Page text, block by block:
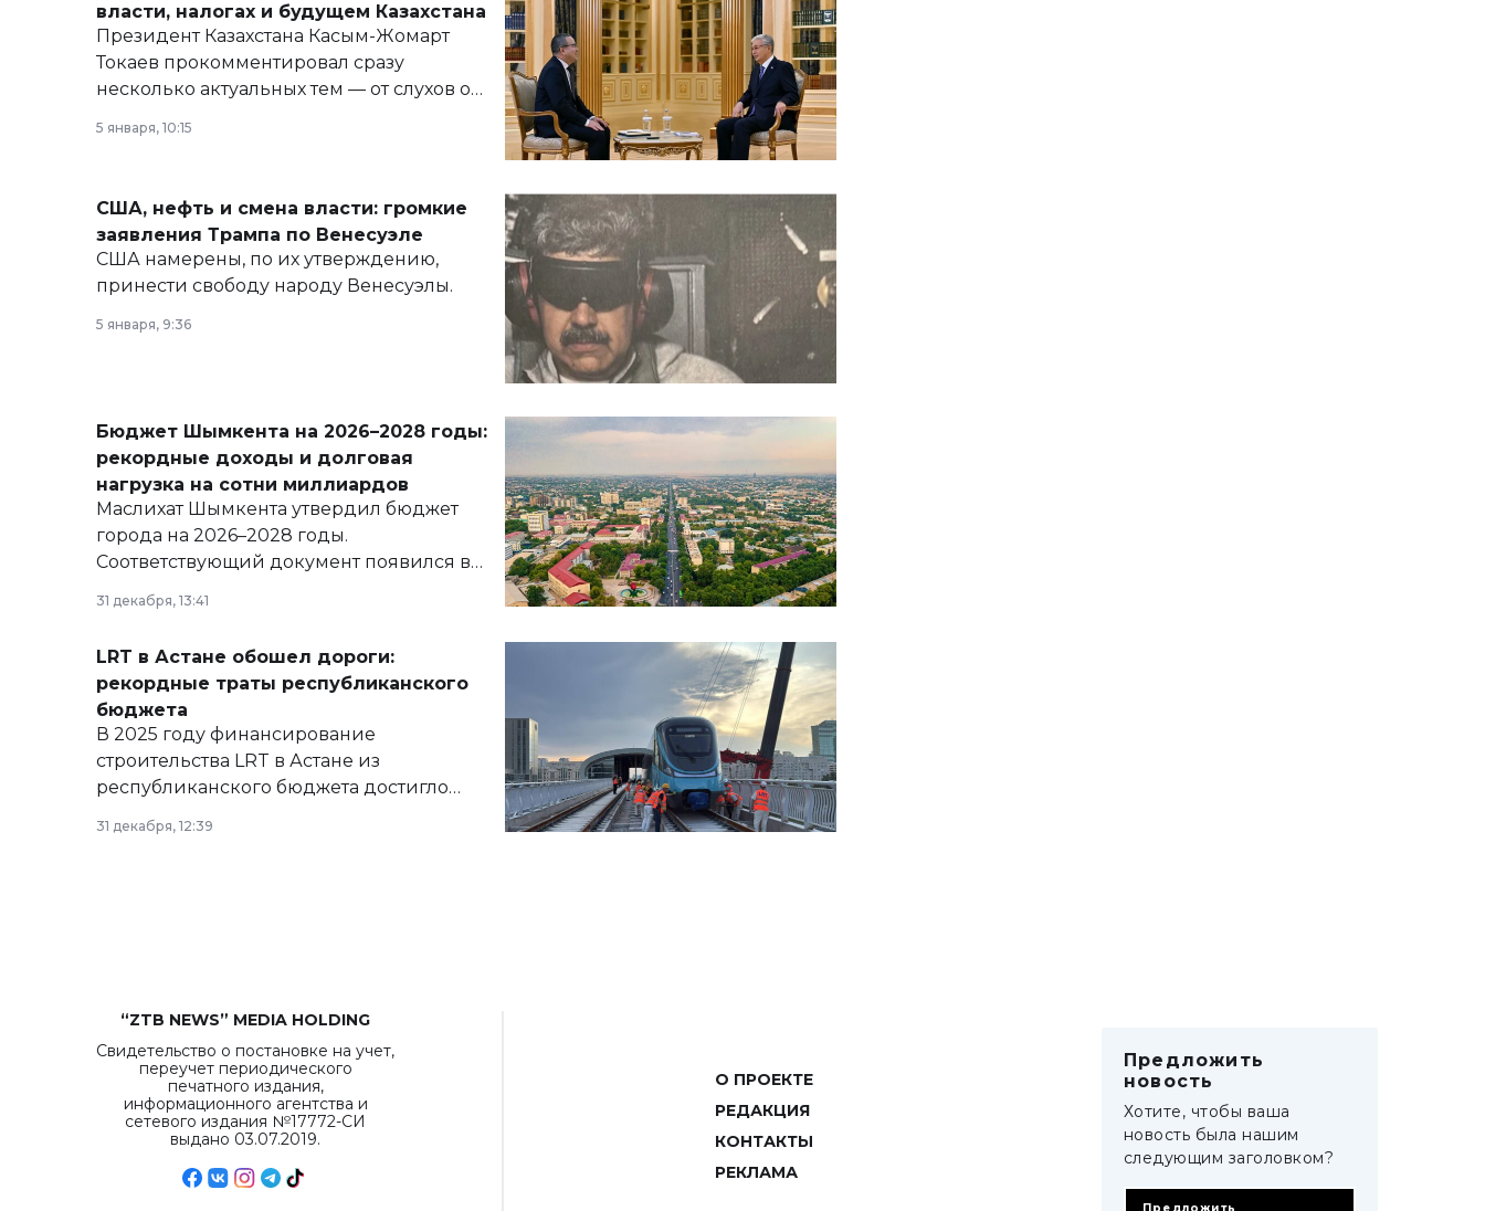
власти, налогах и будущем Казахстана
Президент Казахстана Касым-Жомарт
Токаев прокомментировал сразу
несколько актуальных тем — от слухов о
армии, экономики и личного здоровья.
5 января, 10:15
США, нефть и смена власти: громкие
заявления Трампа по Венесуэле
США намерены, по их утверждению,
принести свободу народу Венесуэлы.
5 января, 9:36
Бюджет Шымкента на 2026–2028 годы:
рекордные доходы и долговая
нагрузка на сотни миллиардов
Маслихат Шымкента утвердил бюджет
города на 2026–2028 годы.
Соответствующий документ появился в
базе нормативных правовых актов и на
сайте маслихат города.
31 декабря, 13:41
LRT в Астане обошел дороги:
рекордные траты республиканского
бюджета
В 2025 году финансирование
строительства LRT в Астане из
республиканского бюджета достигло
рекордных объемов.
31 декабря, 12:39
“ZTB NEWS” MEDIA HOLDING
Свидетельство о постановке на учет,
переучет периодического
печатного издания,
информационного агентства и
сетевого издания №17772-СИ
выдано 03.07.2019.
О ПРОЕКТЕ
РЕДАКЦИЯ
КОНТАКТЫ
РЕКЛАМА
Предложить
новость
Хотите, чтобы ваша
новость была нашим
следующим заголовком?